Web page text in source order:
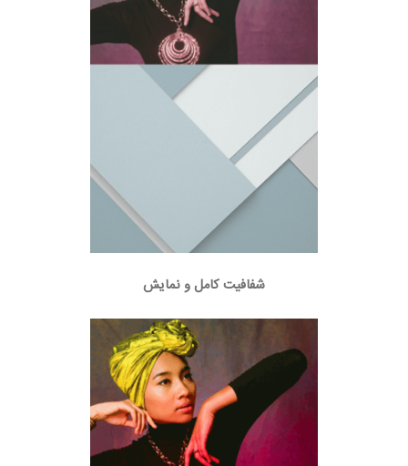
شفافیت کامل و نمایش